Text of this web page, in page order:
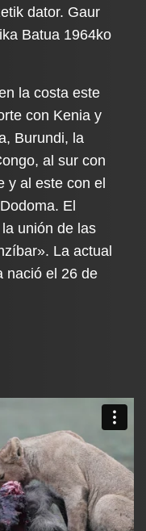
dator. Gaur
Batua 1964ko
la costa este
con Kenia y
Burundi, la
al sur con
y al este con el
El
unión de las
La actual
nació el 26 de